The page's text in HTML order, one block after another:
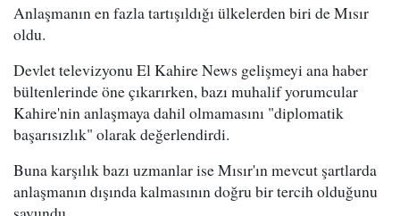
Anlaşmanın en fazla tartışıldığı ülkelerden biri de Mısır
oldu.
Devlet televizyonu El Kahire News gelişmeyi ana haber
bültenlerinde öne çıkarırken, bazı muhalif yorumcular
Kahire'nin anlaşmaya dahil olmamasını "diplomatik
başarısızlık" olarak değerlendirdi.
Buna karşılık bazı uzmanlar ise Mısır'ın mevcut şartlarda
anlaşmanın dışında kalmasının doğru bir tercih olduğunu